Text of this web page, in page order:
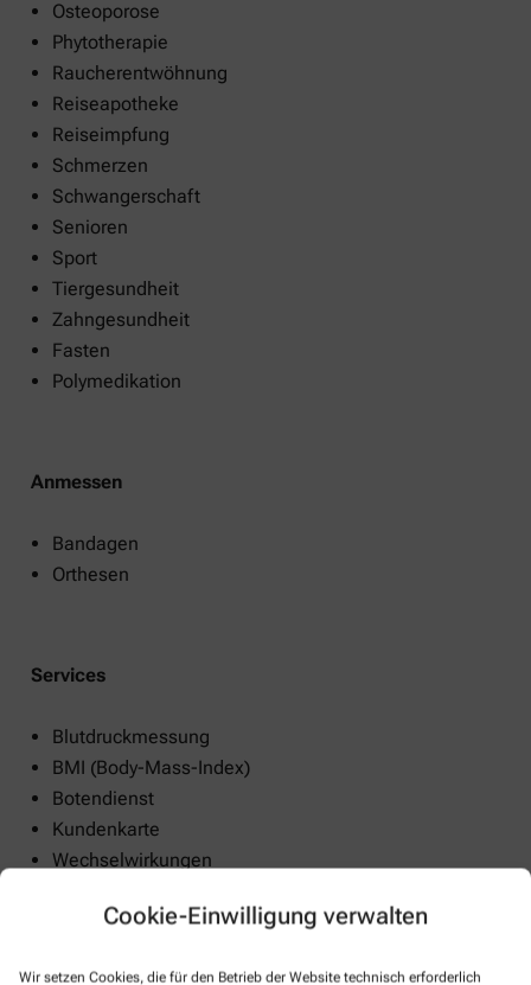
Cookie-Einwilligung verwalten
Wir setzen Cookies, die für den Betrieb der Website technisch erforderlich
Osteoporose
Phytotherapie
Raucherentwöhnung
Reiseapotheke
Reiseimpfung
Schmerzen
Schwangerschaft
Senioren
Sport
Tiergesundheit
Zahngesundheit
Fasten
Polymedikation
Anmessen
Bandagen
Orthesen
Services
Blutdruckmessung
BMI (Body-Mass-Index)
Botendienst
Kundenkarte
Wechselwirkungen
Parkplatz